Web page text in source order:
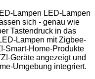
Lampen LED-Lampen
sich - genau wie
Tastendruck in das
Lampen mit Zigbee-
Smart-Home-Produkte
Geräte angezeigt und
Umgebung integriert.